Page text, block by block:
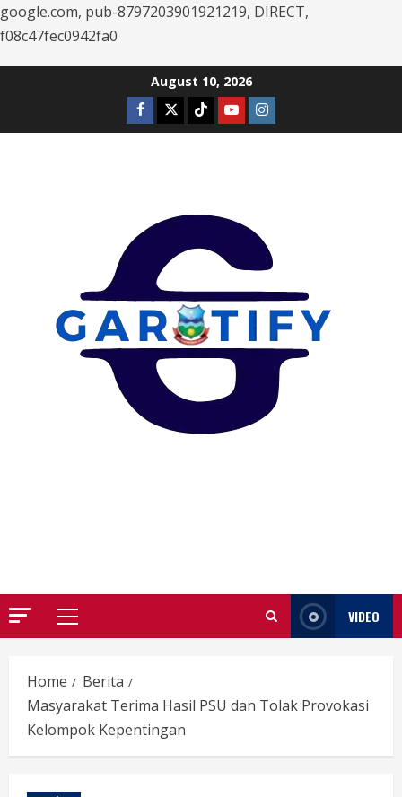
google.com, pub-8797203901921219, DIRECT,
f08c47fec0942fa0
August 10, 2026
Facebook
TwitterTiktokYoutubeInstagram
Primary
VIDEO
Home
Berita
Masyarakat Terima Hasil PSU dan Tolak Provokasi
Kelompok Kepentingan